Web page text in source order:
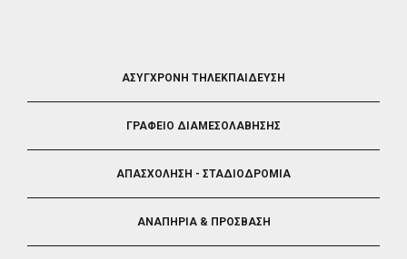
ΑΣΥΓΧΡΟΝΗ ΤΗΛΕΚΠΑΙΔΕΥΣΗ
ΓΡΑΦΕΙΟ ΔΙΑΜΕΣΟΛΑΒΗΣΗΣ
ΑΠΑΣΧΟΛΗΣΗ - ΣΤΑΔΙΟΔΡΟΜΙΑ
ΑΝΑΠΗΡΙΑ & ΠΡΟΣΒΑΣΗ